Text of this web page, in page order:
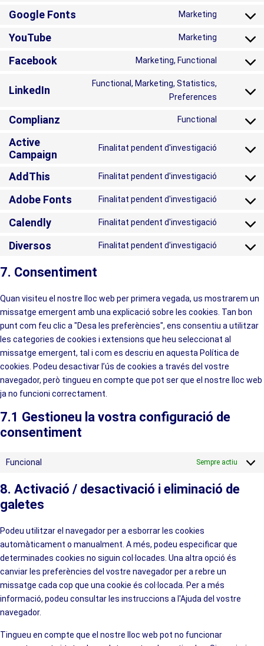
Google Fonts Marketing
YouTube Marketing
Facebook Marketing, Functional
LinkedIn
Functional, Marketing, Statistics,
Preferences
Complianz Functional
Active
Campaign
Finalitat pendent d'investigació
AddThis Finalitat pendent d'investigació
Adobe Fonts Finalitat pendent d'investigació
Calendly Finalitat pendent d'investigació
Diversos Finalitat pendent d'investigació
7. Consentiment
Quan visiteu el nostre lloc web per primera vegada, us mostrarem un
missatge emergent amb una explicació sobre les cookies. Tan bon
punt com feu clic a "Desa les preferències", ens consentiu a utilitzar
les categories de cookies i extensions que heu seleccionat al
missatge emergent, tal i com es descriu en aquesta Política de
cookies. Podeu desactivar l’ús de cookies a través del vostre
navegador, però tingueu en compte que pot ser que el nostre lloc web
ja no funcioni correctament.
7.1 Gestioneu la vostra configuració de
consentiment
Funcional Sempre actiu
8. Activació / desactivació i eliminació de
galetes
Podeu utilitzar el navegador per a esborrar les cookies
automàticament o manualment. A més, podeu especificar que
determinades cookies no siguin col·locades. Una altra opció és
canviar les preferències del vostre navegador per a rebre un
missatge cada cop que una cookie és col·locada. Per a més
informació, podeu consultar les instruccions a l'Ajuda del vostre
navegador.
Tingueu en compte que el nostre lloc web pot no funcionar